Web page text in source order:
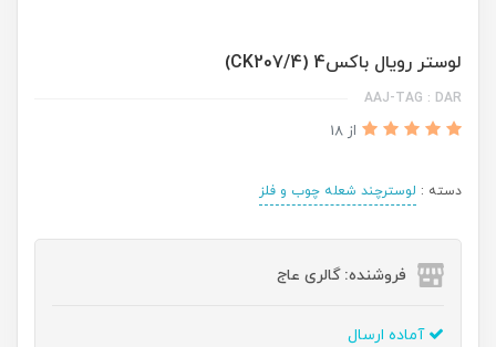
لوستر رویال باکس4 (CK207/4)
AAJ-TAG : DAR
از 18
دسته : لوسترچند شعله چوب و فلز
فروشنده: گالری عاج
آماده ارسال